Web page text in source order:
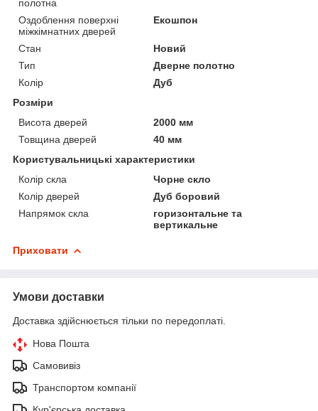
полотна
Оздоблення поверхні
міжкімнатних дверей
Екошпон
Стан
Новий
Тип
Дверне полотно
Колір
Дуб
Розміри
Висота дверей
2000 мм
Товщина дверей
40 мм
Користувальницькі характеристики
Колір скла
Чорне скло
Колір дверей
Дуб боровий
Напрямок скла
горизонтальне та
вертикальне
Приховати
Умови доставки
Доставка здійснюється тільки по передоплаті.
Нова Пошта
Самовивіз
Транспортом компанії